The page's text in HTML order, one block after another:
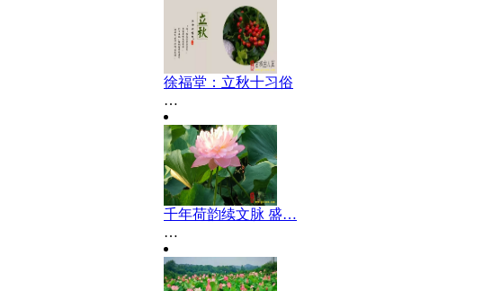
徐福堂：立秋十习俗
…
千年荷韵续文脉 盛…
…